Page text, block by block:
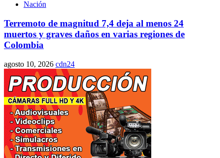
Nación
Terremoto de magnitud 7,4 deja al menos 24
muertos y graves daños en varias regiones de
Colombia
agosto 10, 2026 cdn24